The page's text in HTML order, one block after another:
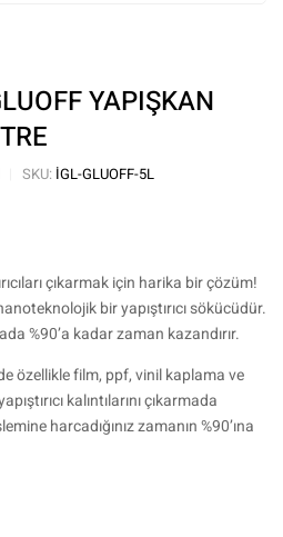
YAPIŞKAN
SKU: IGL-GLUOFF-5L
çıkarmak için harika bir çözüm!
bir yapıştırıcı sökücüdür.
%90’a kadar zaman kazandırır.
özellikle film, ppf, vinil kaplama ve
kalıntılarını çıkarmada
harcadığınız zamanın %90’ına